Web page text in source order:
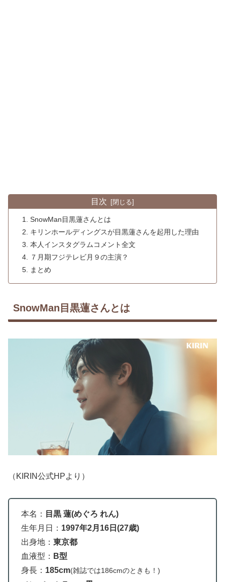
目次
SnowMan目黒蓮さんとは
キリンホールディングスが目黒蓮さんを起用した理由
本人インスタグラムコメント全文
７月期フジテレビ月９の主演？
まとめ
SnowMan目黒蓮さんとは
（KIRIN公式HPより）
本名：
目黒 蓮(めぐろ れん)
生年月日： 1997年2月16日(27歳)
出身地： 東京都
血液型： B型
身長： 185cm(雑誌では186cmのときも！)